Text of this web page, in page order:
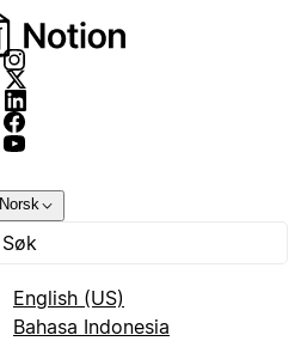
Norsk
English (US)
Bahasa Indonesia